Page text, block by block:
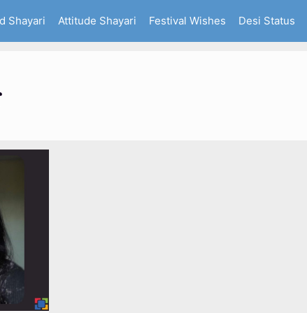
Shayari Attitude Shayari Festival Wishes Desi Status